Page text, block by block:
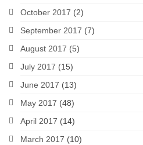
October 2017 (2)
September 2017 (7)
August 2017 (5)
July 2017 (15)
June 2017 (13)
May 2017 (48)
April 2017 (14)
March 2017 (10)